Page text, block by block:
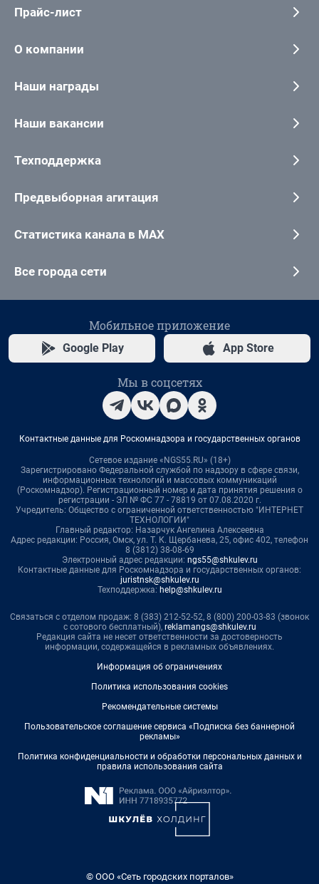
Прайс-лист
О компании
Наши награды
Наши вакансии
Техподдержка
Предвыборная агитация
Статистика канала в MAX
Все города сети
Мобильное приложение
Google Play App Store
Мы в соцсетях
Контактные данные для Роскомнадзора и государственных органов
Сетевое издание «NGS55.RU» (18+)
Зарегистрировано Федеральной службой по надзору в сфере связи,
информационных технологий и массовых коммуникаций
(Роскомнадзор). Регистрационный номер и дата принятия решения о
регистрации - ЭЛ № ФС 77 - 78819 от 07.08.2020 г.
Учредитель: Общество с ограниченной ответственностью "ИНТЕРНЕТ
ТЕХНОЛОГИИ"
Главный редактор: Назарчук Ангелина Алексеевна
Адрес редакции: Россия, Омск, ул. Т. К. Щербанева, 25, офис 402, телефон
8 (3812) 38-08-69
Электронный адрес редакции: ngs55@shkulev.ru
Контактные данные для Роскомнадзора и государственных органов:
juristnsk@shkulev.ru
Техподдержка: help@shkulev.ru
Связаться с отделом продаж: 8 (383) 212-52-52, 8 (800) 200-03-83 (звонок
с сотового бесплатный), reklamangs@shkulev.ru
Редакция сайта не несет ответственности за достоверность
информации, содержащейся в рекламных объявлениях.
Информация об ограничениях
Политика использования cookies
Рекомендательные системы
Пользовательское соглашение сервиса «Подписка без баннерной
рекламы»
Политика конфиденциальности и обработки персональных данных и
правила использования сайта
© ООО «Сеть городских порталов»